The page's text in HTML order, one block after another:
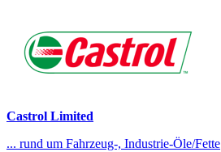
Castrol Limited
... rund um Fahrzeug-, Industrie-Öle/Fette